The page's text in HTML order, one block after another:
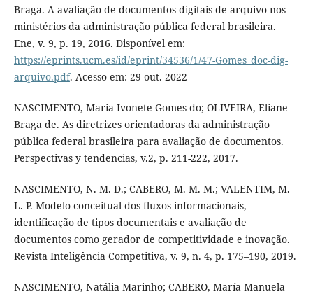
Braga. A avaliação de documentos digitais de arquivo nos
ministérios da administração pública federal brasileira.
Ene, v. 9, p. 19, 2016. Disponível em:
https://eprints.ucm.es/id/eprint/34536/1/47-Gomes_doc-dig-
arquivo.pdf. Acesso em: 29 out. 2022
NASCIMENTO, Maria Ivonete Gomes do; OLIVEIRA, Eliane
Braga de. As diretrizes orientadoras da administração
pública federal brasileira para avaliação de documentos.
Perspectivas y tendencias, v.2, p. 211-222, 2017.
NASCIMENTO, N. M. D.; CABERO, M. M. M.; VALENTIM, M.
L. P. Modelo conceitual dos fluxos informacionais,
identificação de tipos documentais e avaliação de
documentos como gerador de competitividade e inovação.
Revista Inteligência Competitiva, v. 9, n. 4, p. 175–190, 2019.
NASCIMENTO, Natália Marinho; CABERO, María Manuela